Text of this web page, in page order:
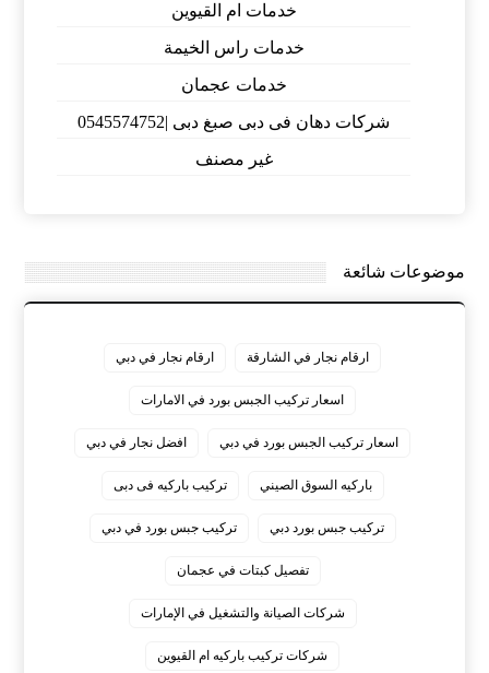
خدمات ام القيوين
خدمات راس الخيمة
خدمات عجمان
شركات دهان فى دبى صبغ دبى |0545574752
غير مصنف
موضوعات شائعة
ارقام نجار في الشارقة ارقام نجار في دبي
اسعار تركيب الجبس بورد في الامارات
اسعار تركيب الجبس بورد في دبي افضل نجار في دبي
باركيه السوق الصيني تركيب باركيه فى دبى
تركيب جبس بورد دبي تركيب جبس بورد في دبي
تفصيل كبتات في عجمان
شركات الصيانة والتشغيل في الإمارات
شركات تركيب باركيه ام القيوين